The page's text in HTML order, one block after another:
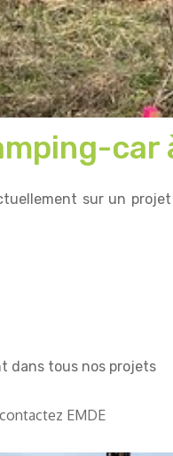
car
sur un
dans tous nos projets
contactez EMDE